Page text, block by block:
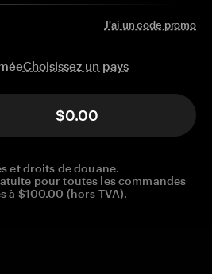
J'ai un code promo
Choisissez un pays
$0.00
et droits de douane.
pour toutes les commandes
à $100.00 (hors TVA).